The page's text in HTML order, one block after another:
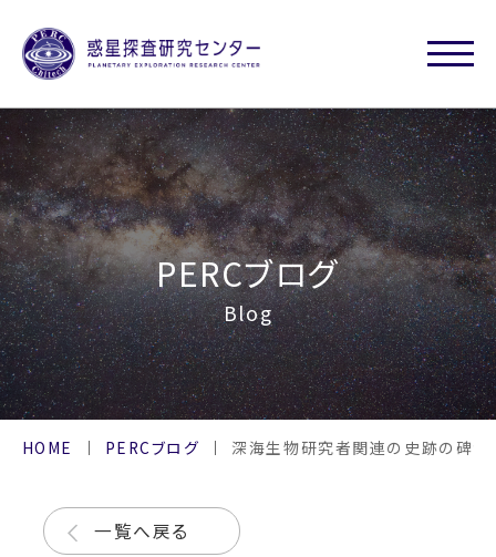
PERCブログ
Blog
HOME PERCブログ 深海生物研究者関連の史跡の碑が
一覧へ戻る